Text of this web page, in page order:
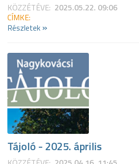
KÖZZÉTÉVE: 2025.05.22. 09:06
CÍMKE:
Részletek »
Tájoló - 2025. április